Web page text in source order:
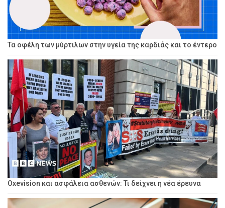
Τα οφέλη των μύρτιλων στην υγεία της καρδιάς και το έντερο
Oxevision και ασφάλεια ασθενών: Τι δείχνει η νέα έρευνα